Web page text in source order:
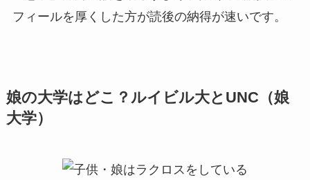
フィールを厚くした方が読後の納得が速いです。
娘の大学はどこ？ルイビル大とUNC（娘
大学）